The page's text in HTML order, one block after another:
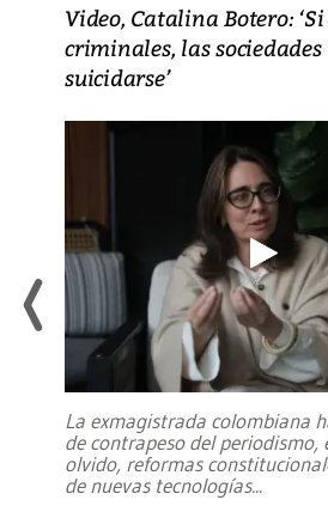
Video, Catalina Botero:
criminales, las sociedades
suicidarse’
La exmagistrada colombiana
de contrapeso del periodismo,
olvido, reformas
de nuevas tecnologías...